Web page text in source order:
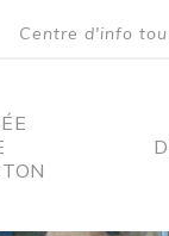
Centre d'info